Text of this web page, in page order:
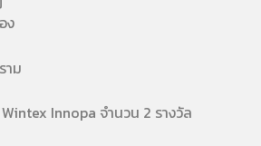
ง
ม
Innopa จำนวน 2 รางวัล